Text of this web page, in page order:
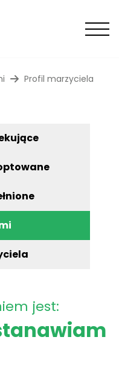
Profil marzyciela
jest: